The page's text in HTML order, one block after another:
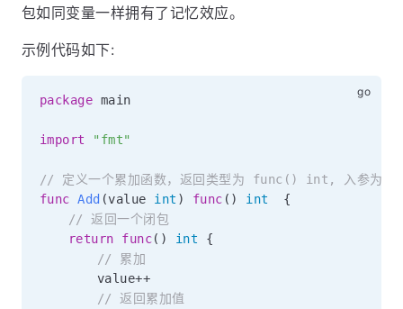
包如同变量一样拥有了记忆效应。
示例代码如下:
package main
import "fmt"
// 定义一个累加函数，返回类型为 func() int, 入参为整数
func Add (value int ) func ( ) int
{
// 返回一个闭包
return
func( ) int
{
// 累加
		value
++
// 返回累加值